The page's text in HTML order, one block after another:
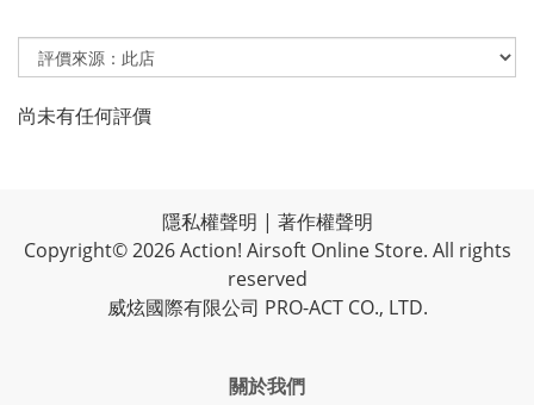
尚未有任何評價
隱私權聲明 | 著作權聲明
Copyright© 2026 Action! Airsoft Online Store. All rights
reserved
威炫國際有限公司 PRO-ACT CO., LTD.
關於我們